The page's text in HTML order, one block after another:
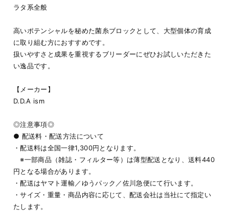
ラタ系全般
高いポテンシャルを秘めた菌糸ブロックとして、大型個体の育成
に取り組む方におすすめです。
扱いやすさと成果を重視するブリーダーにぜひお試しいただきた
い逸品です。
【メーカー】
D.D.A ism
◎注意事項◎
● 配送料・配送方法について
・配送料は全国一律1,300円となります。
※一部商品（雑誌・フィルター等）は薄型配送となり、送料440
円となる場合があります。
・配送はヤマト運輸／ゆうパック／佐川急便にて行います。
・サイズ・重量・商品内容に応じて、配送会社は当社にて指定い
たします。